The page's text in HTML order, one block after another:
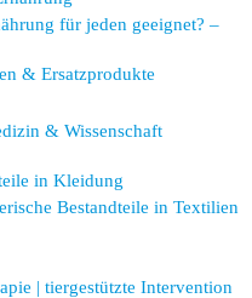
für jeden geeignet? –
& Ersatzprodukte
& Wissenschaft
in Kleidung
Bestandteile in Textilien
| tiergestützte Intervention